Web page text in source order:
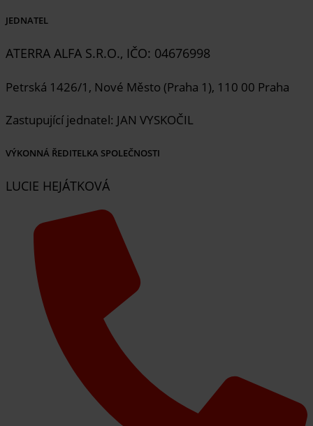
JEDNATEL
ATERRA ALFA S.R.O., IČO: 04676998
Petrská 1426/1, Nové Město (Praha 1), 110 00 Praha
Zastupující jednatel: JAN VYSKOČIL
VÝKONNÁ ŘEDITELKA SPOLEČNOSTI
LUCIE HEJÁTKOVÁ